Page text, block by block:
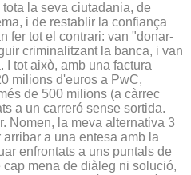
la seva ciutadania, de
i de restablir la confiança
fer tot el contrari: van "donar-
criminalitzant la banca, i van
tot això, amb una factura
milions d'euros a PwC,
de 500 milions (a càrrec
a un carreró sense sortida.
Nomen, la meva alternativa 3
a una entesa amb la
enfrontats a uns puntals de
cap mena de diàleg ni solució,